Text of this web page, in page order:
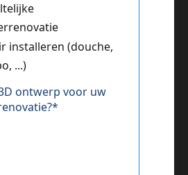
installeren (douche,
...)
ontwerp voor uw